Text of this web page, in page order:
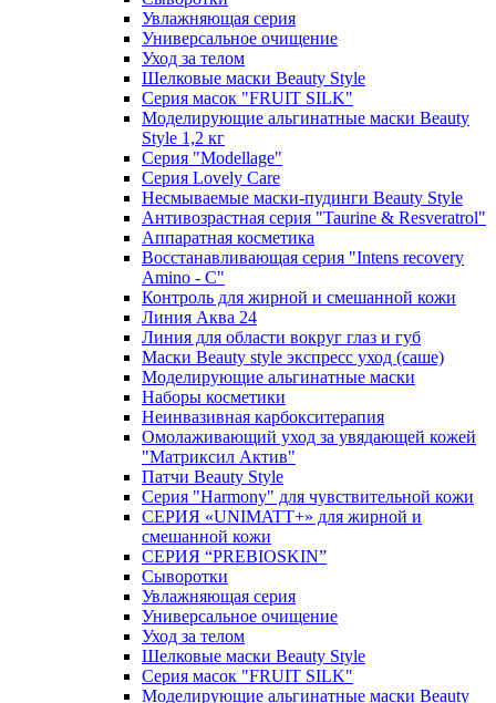
Увлажняющая серия
Универсальное очищение
Уход за телом
Шелковые маски Beauty Style
Серия масок "FRUIT SILK"
Моделирующие альгинатные маски Beauty
Style 1,2 кг
Серия "Modellage"
Cерия Lovely Care
Несмываемые маски-пудинги Beauty Style
Антивозрастная серия "Taurine & Resveratrol"
Аппаратная косметика
Восстанавливающая серия "Intens recovery
Amino - C"
Контроль для жирной и смешанной кожи
Линия Аква 24
Линия для области вокруг глаз и губ
Маски Beauty style экспресс уход (саше)
Моделирующие альгинатные маски
Наборы косметики
Неинвазивная карбокситерапия
Омолаживающий уход за увядающей кожей
"Матриксил Актив"
Патчи Beauty Style
Серия "Harmony" для чувствительной кожи
СЕРИЯ «UNIMATT+» для жирной и
смешанной кожи
СЕРИЯ “PREBIOSKIN”
Сыворотки
Увлажняющая серия
Универсальное очищение
Уход за телом
Шелковые маски Beauty Style
Серия масок "FRUIT SILK"
Моделирующие альгинатные маски Beauty